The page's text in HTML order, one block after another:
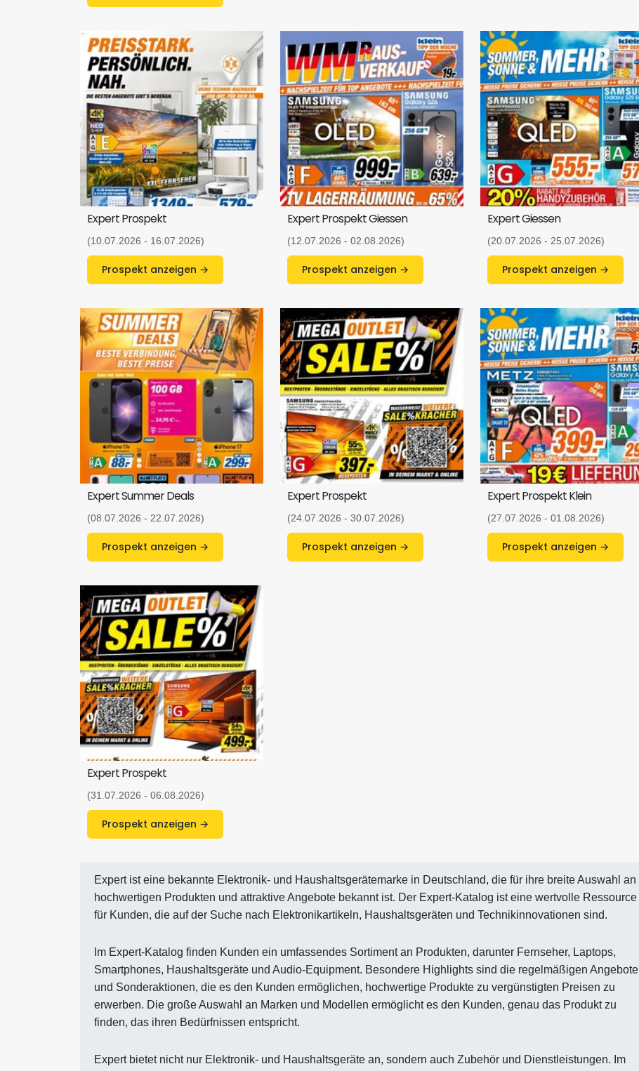
Expert Prospekt
(10.07.2026 - 16.07.2026)
Prospekt anzeigen →
Expert Prospekt Giessen
(12.07.2026 - 02.08.2026)
Prospekt anzeigen →
Expert Giessen
(20.07.2026 - 25.07.2026)
Prospekt anzeigen →
Expert Summer Deals
(08.07.2026 - 22.07.2026)
Prospekt anzeigen →
Expert Prospekt
(24.07.2026 - 30.07.2026)
Prospekt anzeigen →
Expert Prospekt Klein
(27.07.2026 - 01.08.2026)
Prospekt anzeigen →
Expert Prospekt
(31.07.2026 - 06.08.2026)
Prospekt anzeigen →
Expert ist eine bekannte Elektronik- und Haushaltsgerätemarke in Deutschland, die für ihre breite Auswahl an
hochwertigen Produkten und attraktive Angebote bekannt ist. Der Expert-Katalog ist eine wertvolle Ressource
für Kunden, die auf der Suche nach Elektronikartikeln, Haushaltsgeräten und Technikinnovationen sind.
Im Expert-Katalog finden Kunden ein umfassendes Sortiment an Produkten, darunter Fernseher, Laptops,
Smartphones, Haushaltsgeräte und Audio-Equipment. Besondere Highlights sind die regelmäßigen Angebote
und Sonderaktionen, die es den Kunden ermöglichen, hochwertige Produkte zu vergünstigten Preisen zu
erwerben. Die große Auswahl an Marken und Modellen ermöglicht es den Kunden, genau das Produkt zu
finden, das ihren Bedürfnissen entspricht.
Expert bietet nicht nur Elektronik- und Haushaltsgeräte an, sondern auch Zubehör und Dienstleistungen. Im